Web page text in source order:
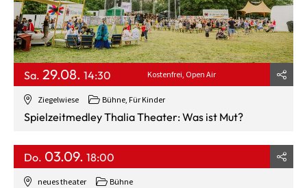
Ziegelwiese Bühne Für Kinder
Sa. 29.08. 14:30 Kostenfrei Open Air
Spielzeitmedley Thalia Theater: Was ist Mut?
neues theater Bühne
Do. 03.09. 18:00